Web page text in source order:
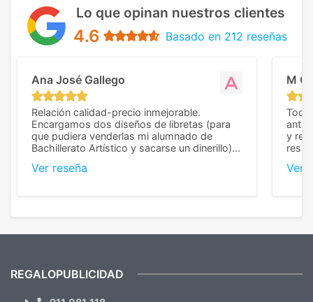
Lo que opinan nuestros clientes
4.6 Basado en 212 reseñas
Ana José Gallego
Relación calidad-precio inmejorable.
Encargamos dos diseños de libretas (para
que pudiera venderlas mi alumnado de
Bachillerato Artístico y sacarse un dinerillo) y
diferencia, con libretas de muy buena calidad
Ver reseña
M C
Todo
y
Ver
¿Quieres ver nuestras últimas
REGALOPUBLICIDAD